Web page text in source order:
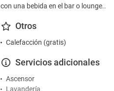
con una bebida en el bar o lounge..
Otros
Calefacción (gratis)
Servicios adicionales
Ascensor
Lavandería